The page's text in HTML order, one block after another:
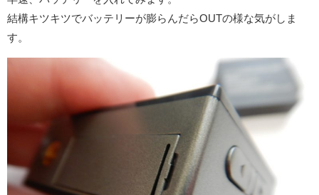
結構キツキツでバッテリーが膨らんだらOUTの様な気がしま
す。